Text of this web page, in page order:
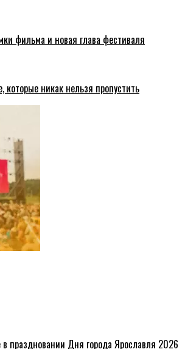
фильма и новая глава фестиваля
никак нельзя пропустить
праздновании Дня города Ярославля 2026